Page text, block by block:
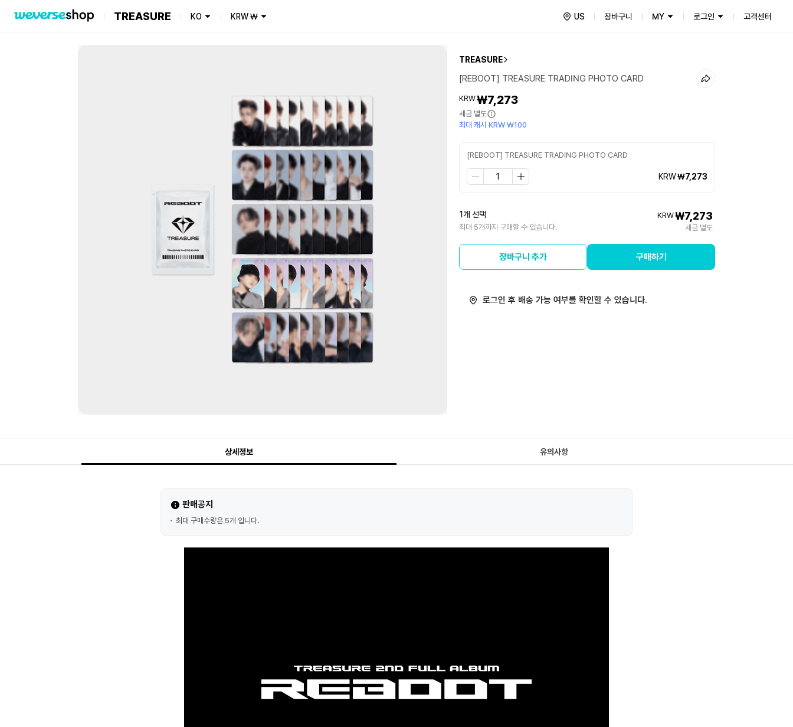
TREASURE KO KRW₩ US 장바구니 MY 로그인 고객센터
TREASURE
[REBOOT] TREASURE TRADING PHOTO CARD
KRW₩7,273
세금 별도
최대 캐시 KRW ₩100
[REBOOT] TREASURE TRADING PHOTO CARD
KRW₩7,273
1개 선택
최대 5개까지 구매할 수 있습니다.
KRW₩7,273
세금 별도
장바구니 추가 구매하기
로그인 후 배송 가능 여부를 확인할 수 있습니다.
상세정보 유의사항
판매공지
최대 구매수량은 5개 입니다.